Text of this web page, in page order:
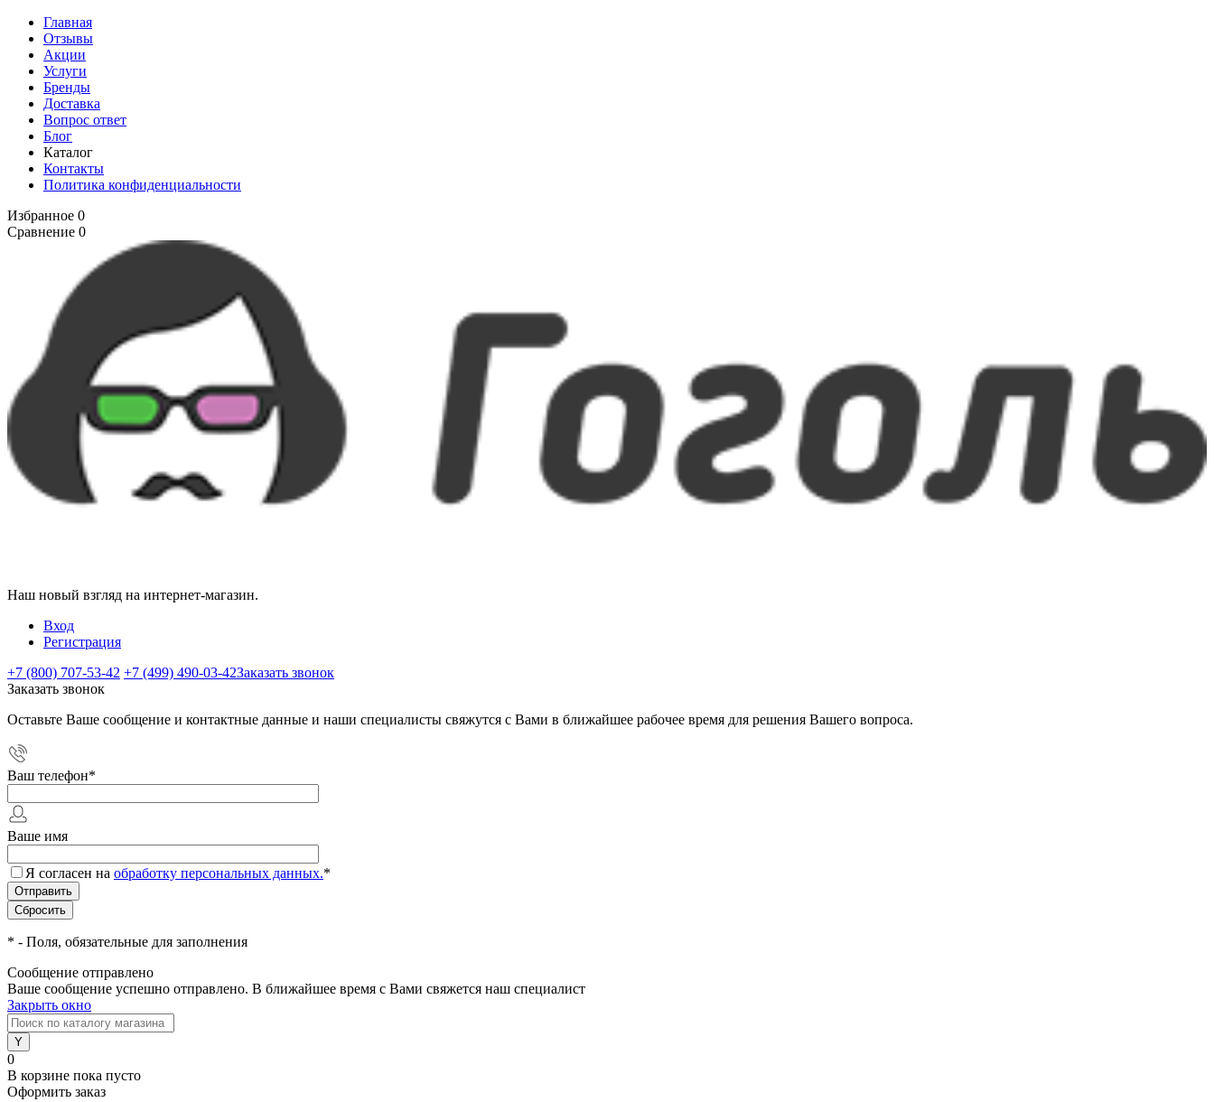
Главная
Отзывы
Акции
Услуги
Бренды
Доставка
Вопрос ответ
Блог
Каталог
Контакты
Политика конфиденциальности
Избранное 0
Сравнение 0
Наш новый взгляд на интернет-магазин.
Вход
Регистрация
+7 (800) 707-53-42 +7 (499) 490-03-42Заказать звонок
Заказать звонок
Оставьте Ваше сообщение и контактные данные и наши специалисты свяжутся с Вами в ближайшее рабочее время для решения Вашего вопроса.
Ваш телефон*
Ваше имя
Я согласен на обработку персональных данных.*
* - Поля, обязательные для заполнения
Сообщение отправлено
Ваше сообщение успешно отправлено. В ближайшее время с Вами свяжется наш специалист
Закрыть окно
0
В корзине пока пусто
Оформить заказ